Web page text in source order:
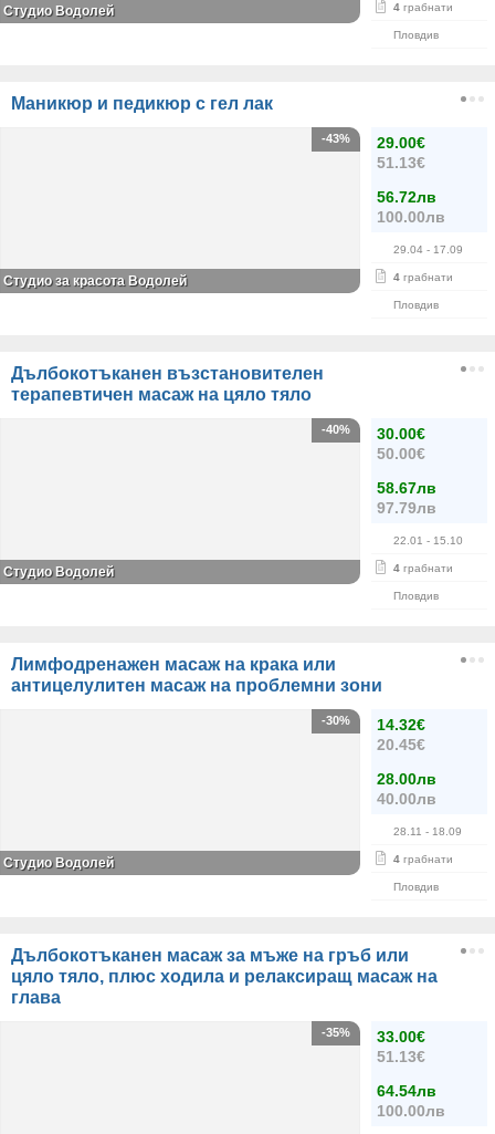
4 грабнати
Пловдив
Студио Водолей
Маникюр и педикюр с гел лак
29.00€
51.13€
56.72лв
100.00лв
29.04 - 17.09
4 грабнати
Пловдив
-43%
Студио за красота Водолей
Дълбокотъканен възстановителен
терапевтичен масаж на цяло тяло
30.00€
50.00€
58.67лв
97.79лв
22.01 - 15.10
4 грабнати
Пловдив
-40%
Студио Водолей
Лимфодренажен масаж на крака или
антицелулитен масаж на проблемни зони
14.32€
20.45€
28.00лв
40.00лв
28.11 - 18.09
4 грабнати
Пловдив
-30%
Студио Водолей
Дълбокотъканен масаж за мъже на гръб или
цяло тяло, плюс ходила и релаксиращ масаж на
глава
33.00€
51.13€
64.54лв
100.00лв
-35%